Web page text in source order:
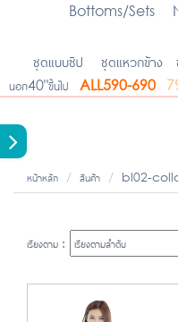
Bottoms/Sets
ชุดแบบซิป ชุดแหวกข้าง
นอก40"ขึ้นไป
ALL590-690
หน้าหลัก สินค้า bl02-
เรียงตาม :